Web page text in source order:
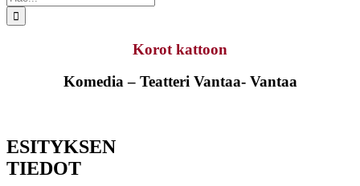
...
Korot kattoon
Komedia – Teatteri Vantaa- Vantaa
ESITYKSEN
TIEDOT